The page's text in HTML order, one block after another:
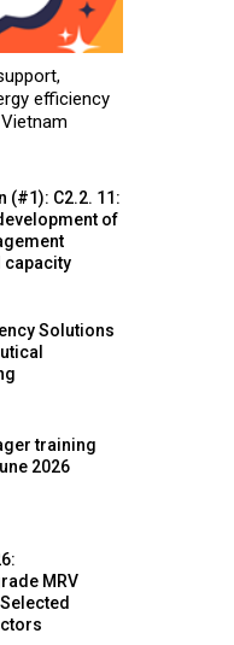
efficiency
(#1): C2.2. 11:
of
capacity
Solutions
training
2026
MRV